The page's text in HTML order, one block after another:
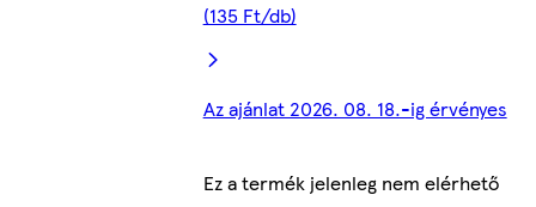
(135 Ft/db)
Az ajánlat 2026. 08. 18.-ig érvényes
Ez a termék jelenleg nem elérhető